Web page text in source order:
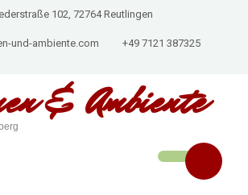
102, 72764 Reutlingen
und-ambiente.com +49 7121 387325
& Ambiente